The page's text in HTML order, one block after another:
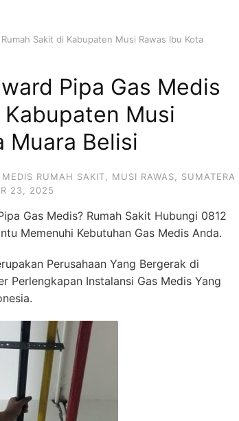
Sakit di Kabupaten Musi Rawas Ibu Kota
Pipa Gas Medis
Musi
Muara Belisi
RUMAH SAKIT MUSI RAWAS
SUMATERA
23, 2025
Gas Medis? Rumah Sakit Hubungi 0812
Memenuhi Kebutuhan Gas Medis Anda.
Perusahaan Yang Bergerak di
Perlengkapan Instalansi Gas Medis Yang